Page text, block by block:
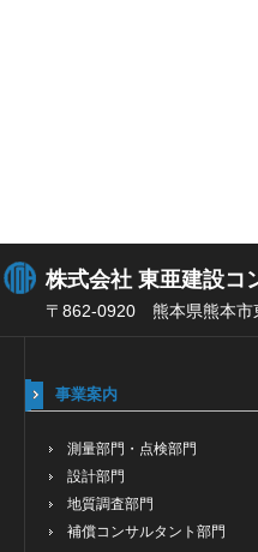
株式会社 東亜建設コ
〒862-0920 熊本県熊本
事業案内
測量部門・点検部門
設計部門
地質調査部門
補償コンサルタント部門